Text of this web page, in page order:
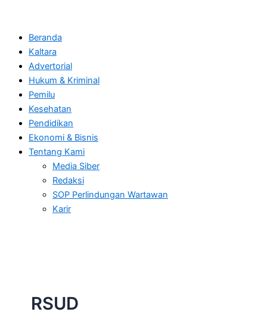
Beranda
Kaltara
Advertorial
Hukum & Kriminal
Pemilu
Kesehatan
Pendidikan
Ekonomi & Bisnis
Tentang Kami
Media Siber
Redaksi
SOP Perlindungan Wartawan
Karir
RSUD